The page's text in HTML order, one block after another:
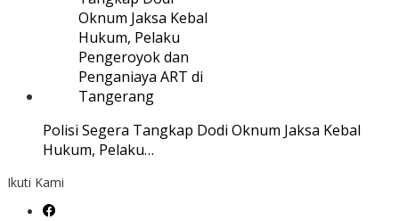
Polisi Segera Tangkap Dodi Oknum Jaksa Kebal
Hukum, Pelaku…
Ikuti Kami